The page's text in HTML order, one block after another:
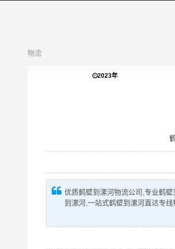
物流
2023年
优质鹤壁到漯河物流公司,专业鹤
到漯河,一站式鹤壁到漯河直达专线